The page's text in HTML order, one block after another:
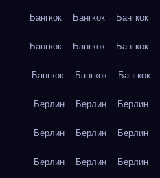
Бангкок Бангкок Бангкок
Бангкок Бангкок Бангкок
Бангкок Бангкок Бангкок
Берлин Берлин Берлин
Берлин Берлин Берлин
Берлин Берлин Берлин